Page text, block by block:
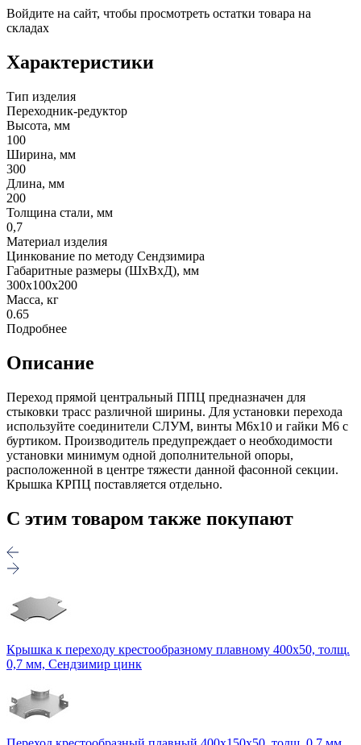
Войдите на сайт, чтобы просмотреть остатки товара на
складах
Характеристики
Тип изделия
Переходник-редуктор
Высота, мм
100
Ширина, мм
300
Длина, мм
200
Толщина стали, мм
0,7
Материал изделия
Цинкование по методу Сендзимира
Габаритные размеры (ШхВхД), мм
300х100х200
Масса, кг
0.65
Подробнее
Описание
Переход прямой центральный ППЦ предназначен для
стыковки трасс различной ширины. Для установки перехода
используйте соединители СЛУМ, винты М6х10 и гайки М6 с
буртиком. Производитель предупреждает о необходимости
установки минимум одной дополнительной опоры,
расположенной в центре тяжести данной фасонной секции.
Крышка КРПЦ поставляется отдельно.
С этим товаром также покупают
Крышка к переходу крестообразному плавному 400х50, толщ.
0,7 мм, Сендзимир цинк